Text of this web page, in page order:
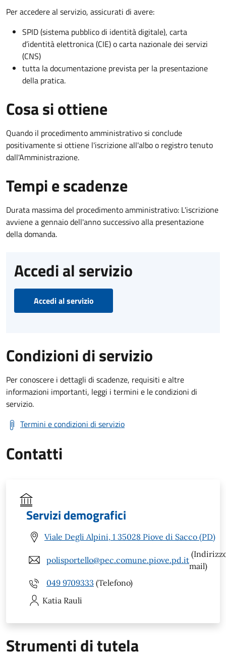
Per accedere al servizio, assicurati di avere:
SPID (sistema pubblico di identità digitale), carta
d’identità elettronica (CIE) o carta nazionale dei servizi
(CNS)
tutta la documentazione prevista per la presentazione
della pratica.
Cosa si ottiene
Quando il procedimento amministrativo si conclude
positivamente si ottiene l'iscrizione all'albo o registro tenuto
dall'Amministrazione.
Tempi e scadenze
Durata massima del procedimento amministrativo: L'iscrizione
avviene a gennaio dell'anno successivo alla presentazione
della domanda.
Accedi al servizio
Accedi al servizio
Condizioni di servizio
Per conoscere i dettagli di scadenze, requisiti e altre
informazioni importanti, leggi i termini e le condizioni di
servizio.
Termini e condizioni di servizio
Contatti
Servizi demografici
Viale Degli Alpini, 1 35028 Piove di Sacco (PD)
polisportello@pec.comune.piove.pd.it
mail)
049 9709333 (Telefono)
Katia Rauli
Strumenti di tutela